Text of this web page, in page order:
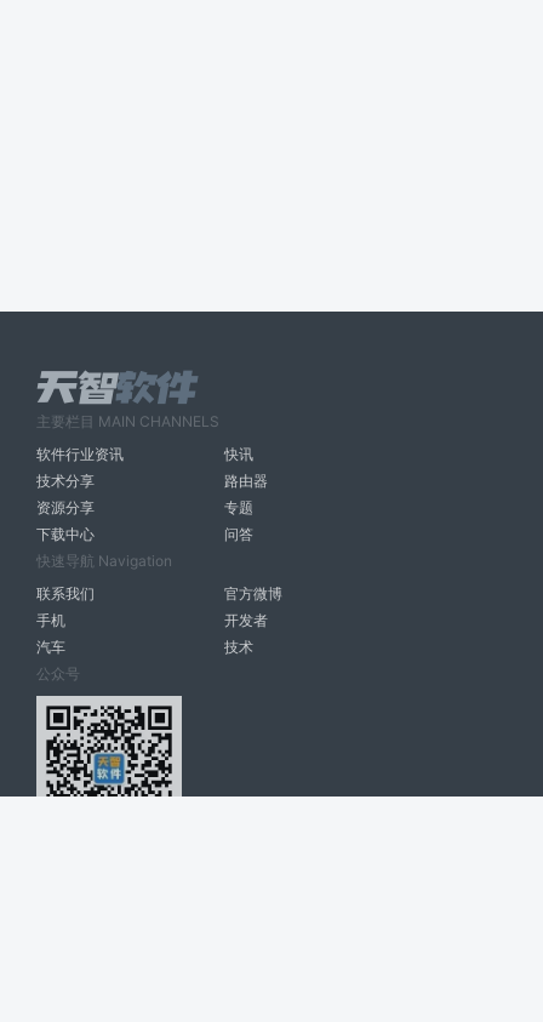
主要栏目 MAIN CHANNELS
软件行业资讯
快讯
技术分享
路由器
资源分享
专题
下载中心
问答
快速导航 Navigation
联系我们
官方微博
手机
开发者
汽车
技术
公众号